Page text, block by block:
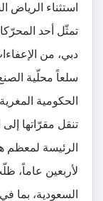
استثناء الرياض
تمثّل أحد
دبي، من
سلعاً محلّية
الحكومية
تنقل مقرّاتها
الرئيسة لمعظم
لأربعين عاماً،
السعودية، بما